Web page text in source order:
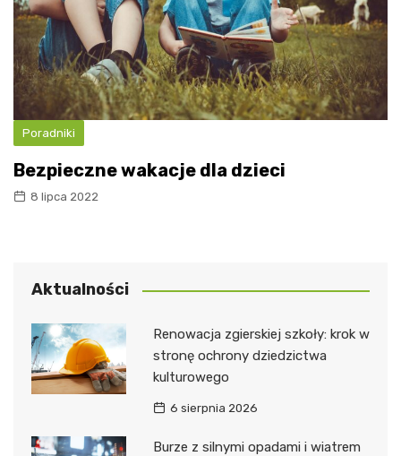
Poradniki
Bezpieczne wakacje dla dzieci
8 lipca 2022
Aktualności
Renowacja zgierskiej szkoły: krok w
stronę ochrony dziedzictwa
kulturowego
6 sierpnia 2026
Burze z silnymi opadami i wiatrem